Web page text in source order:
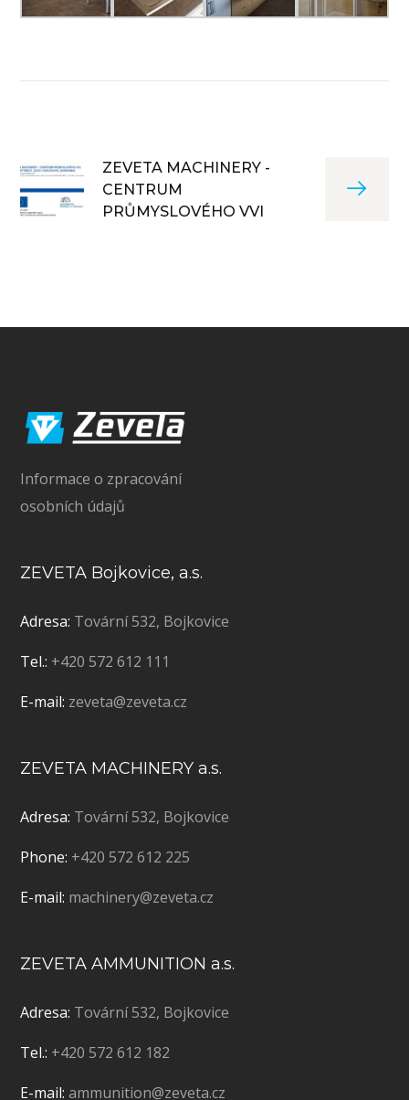
ZEVETA MACHINERY -
CENTRUM
PRŮMYSLOVÉHO VVI
Informace o zpracování
osobních údajů
ZEVETA Bojkovice, a.s.
Adresa: Tovární 532, Bojkovice
Tel.: +420 572 612 111
E-mail: zeveta@zeveta.cz
ZEVETA MACHINERY a.s.
Adresa: Tovární 532, Bojkovice
Phone: +420 572 612 225
E-mail: machinery@zeveta.cz
ZEVETA AMMUNITION a.s.
Adresa: Tovární 532, Bojkovice
Tel.: +420 572 612 182
E-mail: ammunition@zeveta.cz